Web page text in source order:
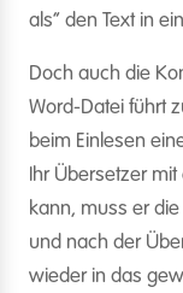
als“ den Text in
Doch auch die
Word-Datei führt
beim Einlesen
Ihr Übersetzer
kann, muss er
und nach der
wieder in das